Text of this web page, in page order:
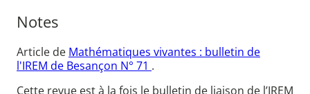
Notes
Article de Mathématiques vivantes : bulletin de
l'IREM de Besançon N° 71 .
Cette revue est à la fois le bulletin de liaison de l’IREM